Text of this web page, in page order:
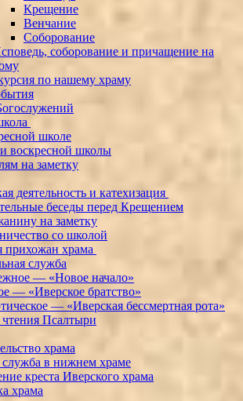
Крещение
Венчание
Соборование
соборование и причащение на
по нашему храму
школе
воскресной школы
на заметку
деятельность и катехизация
беседы перед Крещением
на заметку
со школой
прихожан храма
служба
— «Новое начало»
— «Иверское братство»
— «Иверская бессмертная рота»
Псалтыри
храма
служба в нижнем храме
креста Иверского храма
храма